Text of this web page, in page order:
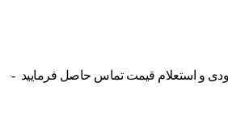
و استعلام قیمت تماس حاصل فرمایید -